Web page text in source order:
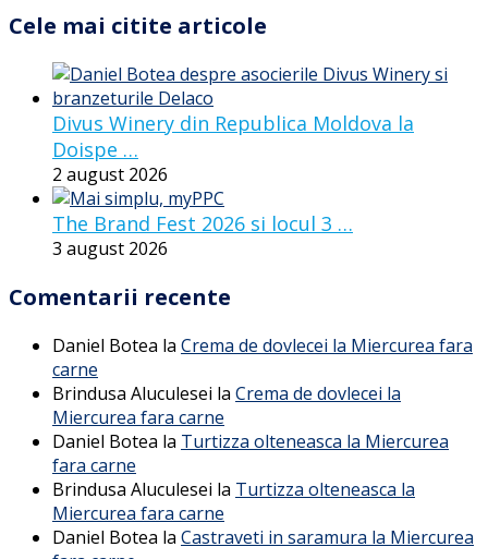
Cele mai citite articole
Divus Winery din Republica Moldova la
Doispe …
2 august 2026
The Brand Fest 2026 si locul 3 …
3 august 2026
Comentarii recente
Daniel Botea la Crema de dovlecei la Miercurea fara
carne
Brindusa Aluculesei la Crema de dovlecei la
Miercurea fara carne
Daniel Botea la Turtizza olteneasca la Miercurea
fara carne
Brindusa Aluculesei la Turtizza olteneasca la
Miercurea fara carne
Daniel Botea la Castraveti in saramura la Miercurea